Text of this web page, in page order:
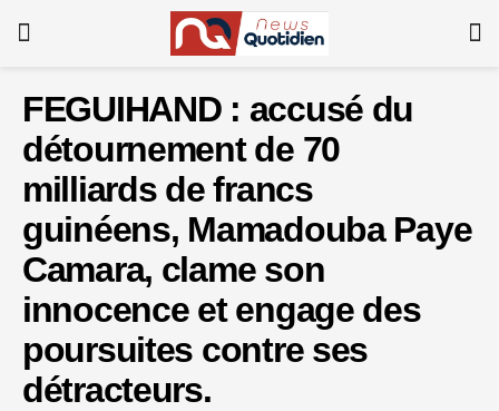
FEGUIHAND : accusé du
détournement de 70
milliards de francs
guinéens, Mamadouba Paye
Camara, clame son
innocence et engage des
poursuites contre ses
détracteurs.